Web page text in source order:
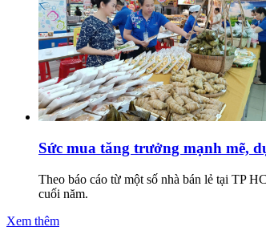
Sức mua tăng trưởng mạnh mẽ,
Theo báo cáo từ một số nhà bán lẻ tại TP
cuối năm.
Xem thêm